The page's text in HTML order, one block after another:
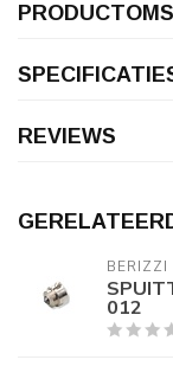
REVIEWS
BERIZZI
012